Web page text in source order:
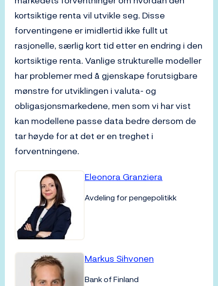
kortsiktige renta vil utvikle seg. Disse
forventingene er imidlertid ikke fullt ut
rasjonelle, særlig kort tid etter en endring i den
kortsiktige renta. Vanlige strukturelle modeller
har problemer med å gjenskape forutsigbare
mønstre for utviklingen i valuta- og
obligasjonsmarkedene, men som vi har vist
kan modellene passe data bedre dersom de
tar høyde for at det er en treghet i
forventningene.
Eleonora Granziera
Avdeling for pengepolitikk
Markus Sihvonen
Bank of Finland